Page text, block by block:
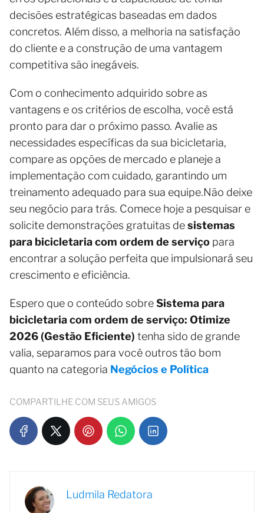
decisões estratégicas baseadas em dados
concretos. Além disso, a melhoria na satisfação
do cliente e a construção de uma vantagem
competitiva são inegáveis.
Com o conhecimento adquirido sobre as
vantagens e os critérios de escolha, você está
pronto para dar o próximo passo. Avalie as
necessidades específicas da sua bicicletaria,
compare as opções de mercado e planeje a
implementação com cuidado, garantindo um
treinamento adequado para sua equipe.Não deixe
seu negócio para trás. Comece hoje a pesquisar e
solicite demonstrações gratuitas desistemas
para bicicletaria com ordem de serviço para
encontrar a solução perfeita que impulsionará seu
crescimento e eficiência.
Espero que o conteúdo sobreSistema para
bicicletaria com ordem de serviço: Otimize
2026 (Gestão Eficiente) tenha sido de grande
valia, separamos para você outros tão bom
quanto na categoria Negócios e Política
COMPARTILHE COM SEUS AMIGOS
Ludmila Redatora